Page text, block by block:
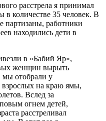
расстрела я принимал
в количестве 35 человек. В
партизаны, работники
находились дети в
в «Бабий Яр»,
женщин вырыть
мы отобрали у
на краю ямы,
Вслед за
огнем детей,
расстреливал